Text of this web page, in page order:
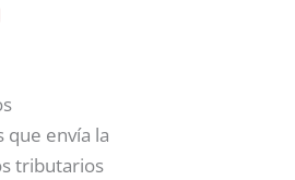
que envía la
tributarios